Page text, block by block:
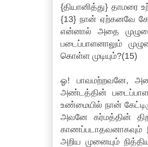
{தியானித்து} தாமரை
{13} நான் ஏற்கனவே
என்னால் அதை
படைப்பாளனாலும்
கொள்ள முடியும்?(15)
ஓ! பாவமற்றவனே,
அண்டத்தின்
உண்மையில் நான்
அவனே கர்மத்தின்
காணப்படாதவனாகவும்
அறிய முனையும்